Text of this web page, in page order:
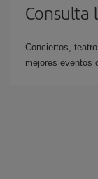
Consulta
Conciertos,
mejores eventos